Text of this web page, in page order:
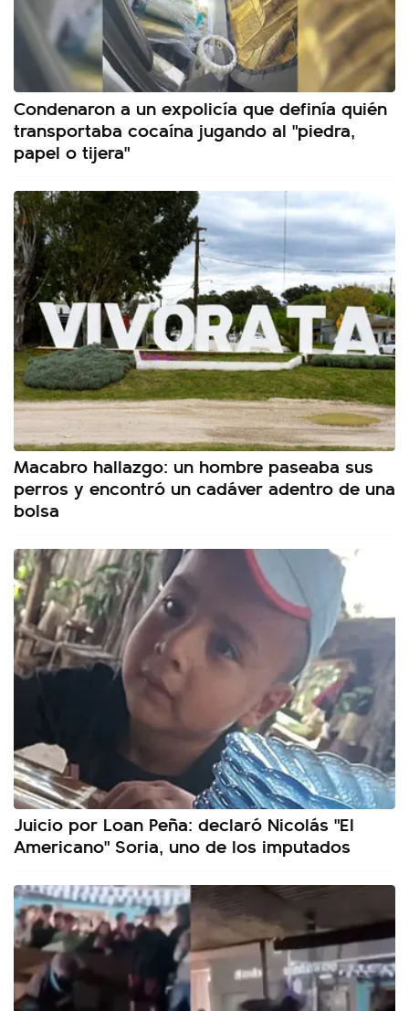
Condenaron a un expolicía que definía quién
transportaba cocaína jugando al "piedra,
papel o tijera"
Macabro hallazgo: un hombre paseaba sus
perros y encontró un cadáver adentro de una
bolsa
Juicio por Loan Peña: declaró Nicolás "El
Americano" Soria, uno de los imputados